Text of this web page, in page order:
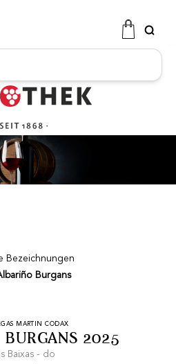
GETRÄNKE
Einkauf von
oder mehr.
Bezeichnungen
Burgans
2025
MARTIN CODAX
Baixas - do